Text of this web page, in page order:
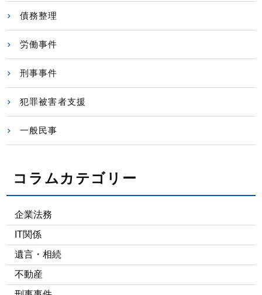
債務整理
労働事件
刑事事件
犯罪被害者支援
一般民事
コラムカテゴリー
企業法務
IT関係
遺言・相続
不動産